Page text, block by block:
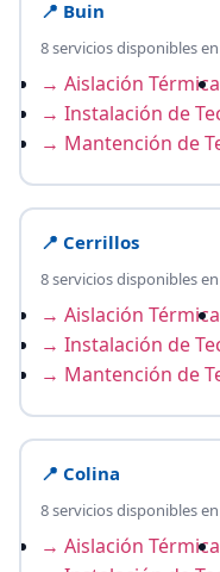
📍 Buin
8 servicios disponibles
→ Aislación Térmica
→ Instalación de
→ Mantención de
📍 Cerrillos
8 servicios disponibles
→ Aislación Térmica
→ Instalación de
→ Mantención de
📍 Colina
8 servicios disponibles
→ Aislación Térmica